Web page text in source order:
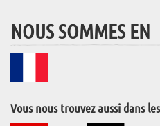
NOUS SOMMES EN
Vous nous trouvez aussi dans